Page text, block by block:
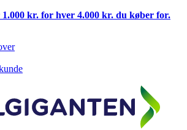
kr. for hver 4.000 kr. du køber for.